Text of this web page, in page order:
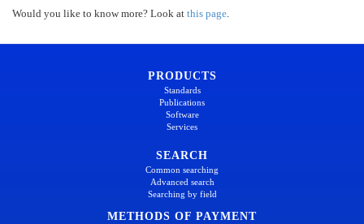
Would you like to know more? Look at this page.
PRODUCTS
Standards
Publications
Software
Services
SEARCH
Common searching
Advanced search
Searching by field
METHODS OF PAYMENT